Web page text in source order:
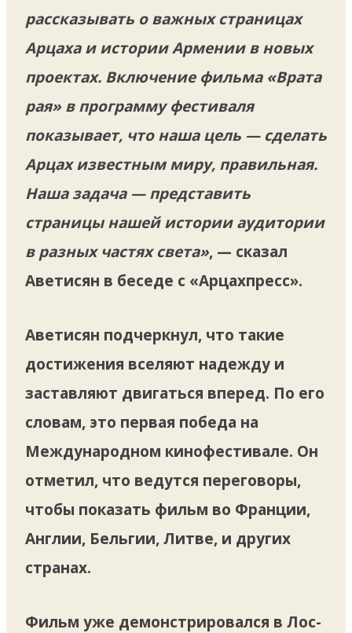
рассказывать о важных страницах
Арцаха и истории Армении в новых
проектах. Включение фильма «Врата
рая» в программу фестиваля
показывает, что наша цель — сделать
Арцах известным миру, правильная.
Наша задача — представить
страницы нашей истории аудитории
в разных частях света», — сказал
Аветисян в беседе с «Арцахпресс».
Аветисян подчеркнул, что такие
достижения вселяют надежду и
заставляют двигаться вперед. По его
словам, это первая победа на
Международном кинофестивале. Он
отметил, что ведутся переговоры,
чтобы показать фильм во Франции,
Англии, Бельгии, Литве, и других
странах.
Фильм уже демонстрировался в Лос-